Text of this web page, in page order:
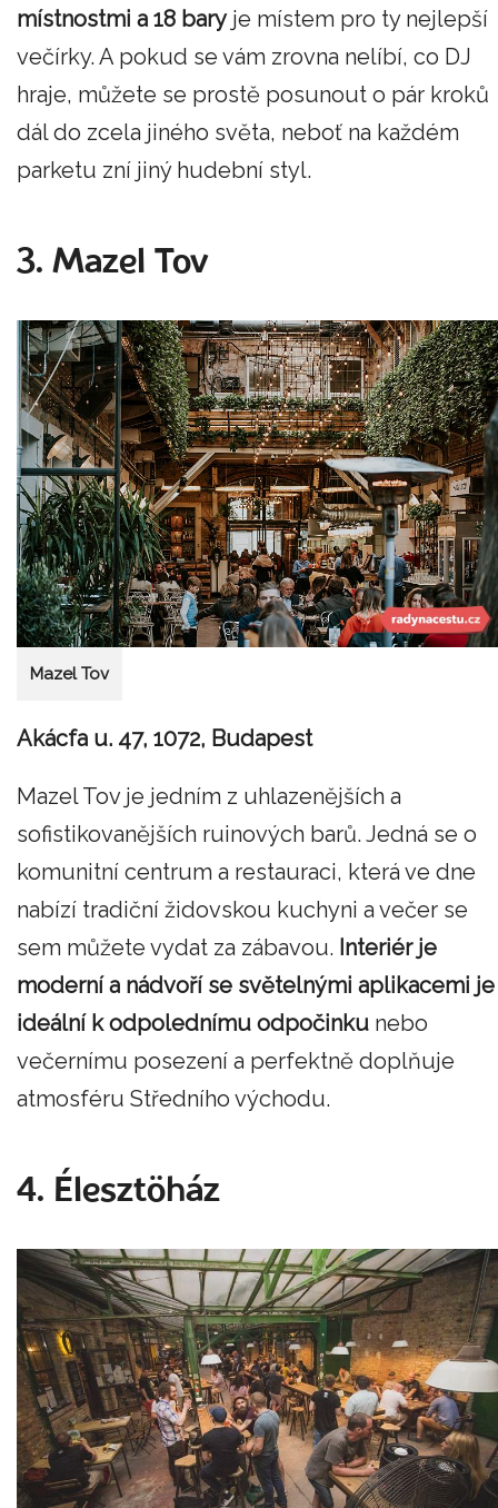
místnostmi a 18 baryje místem pro ty nejlepší
večírky. A pokud se vám zrovna nelíbí, co DJ
hraje, můžete se prostě posunout o pár kroků
dál do zcela jiného světa, neboť na každém
parketu zní jiný hudební styl.
3. Mazel Tov
Mazel Tov
Akácfa u. 47, 1072, Budapest
Mazel Tov je jedním z uhlazenějších a
sofistikovanějších ruinových barů. Jedná se o
komunitní centrum a restauraci, která ve dne
nabízí tradiční židovskou kuchyni a večer se
sem můžete vydat za zábavou. Interiér je
moderní a nádvoří se světelnými aplikacemi je
ideální k odpolednímu odpočinku nebo
večernímu posezení a perfektně doplňuje
atmosféru Středního východu.
4. Élesztöház